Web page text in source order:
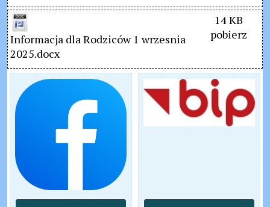
Informacja dla Rodziców 1 wrzesnia
2025.docx
14 KB
pobierz